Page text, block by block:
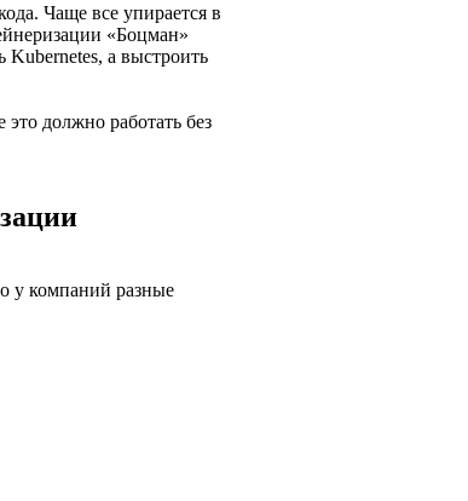
Чаще все упирается в
«Боцман»
Kubernetes, а выстроить
должно работать без
у компаний разные